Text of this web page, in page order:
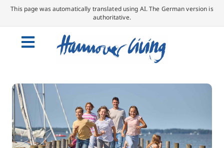
This page was automatically translated using AI. The German version is
authoritative.